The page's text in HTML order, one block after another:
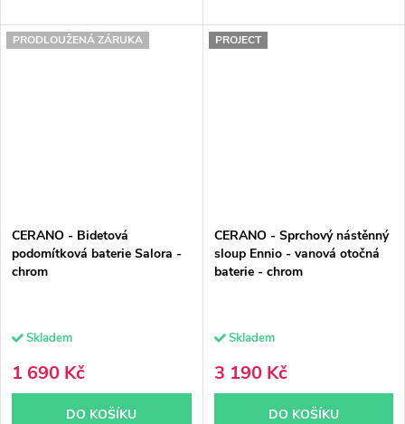
PRODLOUŽENÁ ZÁRUKA
CERANO - Bidetová
podomítková baterie Salora -
chrom
Skladem
1 690 Kč
DO KOŠÍKU
PROJECT
CERANO - Sprchový nástěnný
sloup Ennio - vanová otočná
baterie - chrom
Skladem
3 190 Kč
DO KOŠÍKU